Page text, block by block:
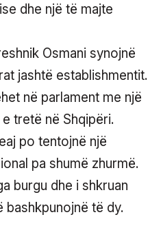
dhe një të majte
Osmani synojnë
jashtë establishmentit.
në parlament me një
tretë në Shqipëri.
po tentojnë një
pa shumë zhurmë.
burgu dhe i shkruan
bashkpunojnë të dy.